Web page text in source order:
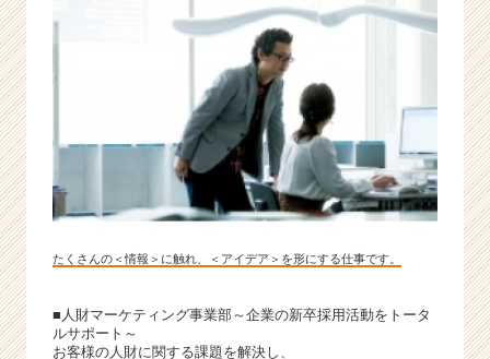
たくさんの＜情報＞に触れ、＜アイデア＞を形にする仕事です。
■人財マーケティング事業部～企業の新卒採用活動をトータ
ルサポート～
お客様の人財に関する課題を解決し、